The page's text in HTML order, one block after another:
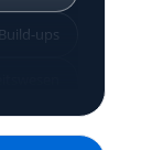
Build-ups